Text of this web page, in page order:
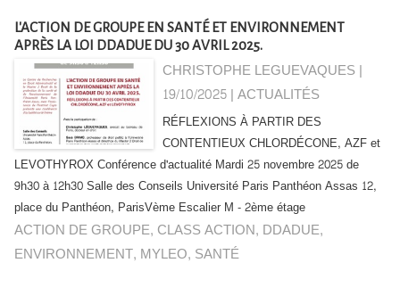
L'ACTION DE GROUPE EN SANTÉ ET ENVIRONNEMENT
APRÈS LA LOI DDADUE DU 30 AVRIL 2025.
CHRISTOPHE LEGUEVAQUES |
19/10/2025|ACTUALITÉS
RÉFLEXIONS À PARTIR DES
CONTENTIEUX CHLORDÉCONE, AZF et
LEVOTHYROX Conférence d'actualité Mardi 25 novembre 2025 de
9h30 à 12h30 Salle des Conseils Université Paris Panthéon­ Assas 12,
place du Panthéon, ParisVème Escalier M - 2ème étage
ACTION DE GROUPE, CLASS ACTION, DDADUE,
ENVIRONNEMENT, MYLEO, SANTÉ